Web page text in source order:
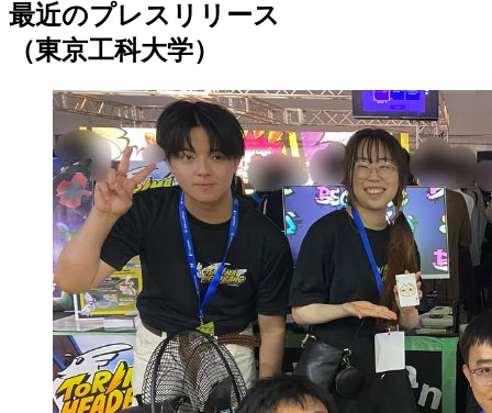
最近のプレスリリース
（東京工科大学）